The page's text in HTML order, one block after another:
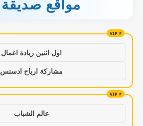
اول اثنين ريادة اعمال
مشاركة ارباح ادسنس
عالم الشباب